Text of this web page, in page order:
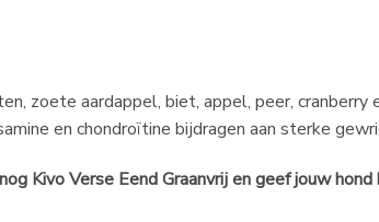
zoete aardappel, biet, appel, peer, cranberry
en chondroïtine bijdragen aan sterke
Kivo Verse Eend Graanvrij en geef jouw